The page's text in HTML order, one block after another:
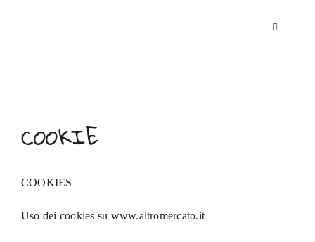
Toggle
COOKIE
COOKIES
Uso dei cookies su www.altromercato.it